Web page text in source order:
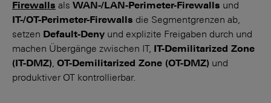
Firewalls als WAN-/LAN-Peri­meter-Firewalls und
IT-/OT-Perimeter-Firewalls die Segmentgrenzen ab,
setzen Default-Deny und explizite Freigaben durch und
machen Übergänge zwischen IT,
IT-Demili­tarized Zone
(IT-DMZ), OT-Demili­tarized Zone (OT-DMZ) und
produktiver OT kontrollierbar.